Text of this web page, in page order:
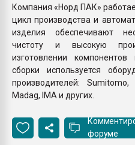
Компания «Норд ПАК»
цикл производства и
изделия обеспечивают
чистоту и высокую
изготовлении
сборки используется
производителей:
Madag, IMA и других.
форуме